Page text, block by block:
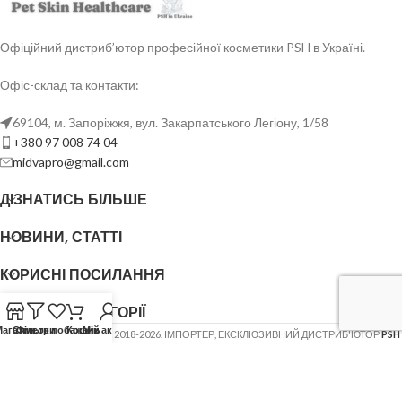
Офіційний дистриб’ютор професійної косметики PSH в Україні.
Офіс-склад та контакти:
69104, м. Запоріжжя, вул. Закарпатського Легіону, 1/58
+380 97 008 74 04
midvapro@gmail.com
ДІЗНАТИСЬ БІЛЬШЕ
НОВИНИ, СТАТТІ
КОРИСНІ ПОСИЛАННЯ
ОСНОВНІ КАТЕГОРІЇ
ФОП ШОВГЕНЮК Ю.В. 2018-2026. ІМПОРТЕР, ЕКСКЛЮЗИВНИЙ ДИСТРИБ'ЮТОРPSH
Фільтри
Список побажань
КошикМій акаунт